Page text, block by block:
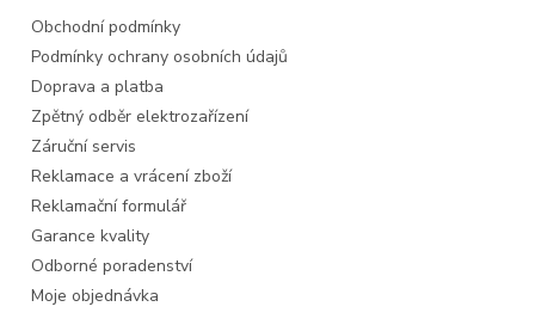
Obchodní podmínky
Podmínky ochrany osobních údajů
Doprava a platba
Zpětný odběr elektrozařízení
Záruční servis
Reklamace a vrácení zboží
Reklamační formulář
Garance kvality
Odborné poradenství
Moje objednávka